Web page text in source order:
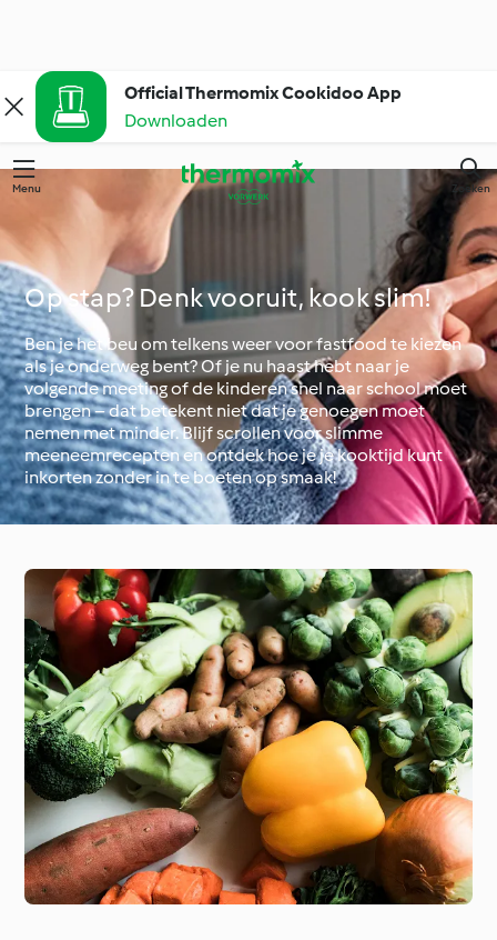
Official Thermomix Cookidoo App
Downloaden
Menu Zoeken
Op stap? Denk vooruit, kook slim!
Ben je het beu om telkens weer voor fastfood te kiezen
als je onderweg bent? Of je nu haast hebt naar je
volgende meeting of de kinderen snel naar school moet
brengen – dat betekent niet dat je genoegen moet
nemen met minder. Blijf scrollen voor slimme
meeneemrecepten en ontdek hoe je je kooktijd kunt
inkorten zonder in te boeten op smaak!